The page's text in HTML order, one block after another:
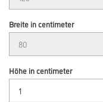
Breite in centimeter
Höhe in centimeter